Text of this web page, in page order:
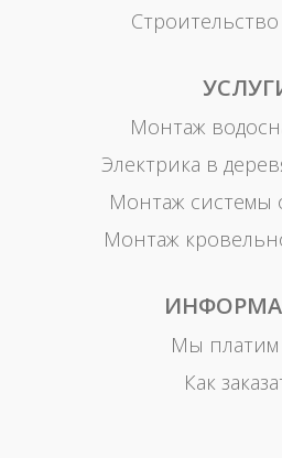
Строительство
Монтаж
Электрика в
Монтаж системы
Монтаж
Мы платим
Как